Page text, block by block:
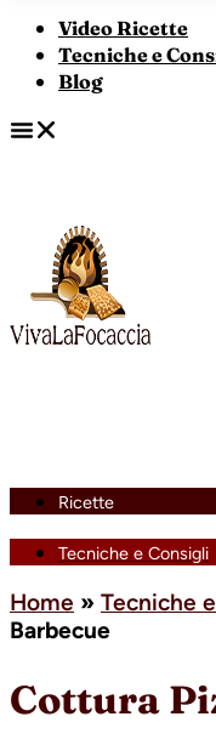
Video Ricette
Tecniche e
Blog
Ricette
Tecniche e Consigli
Home » Tecniche
Barbecue
Cottura